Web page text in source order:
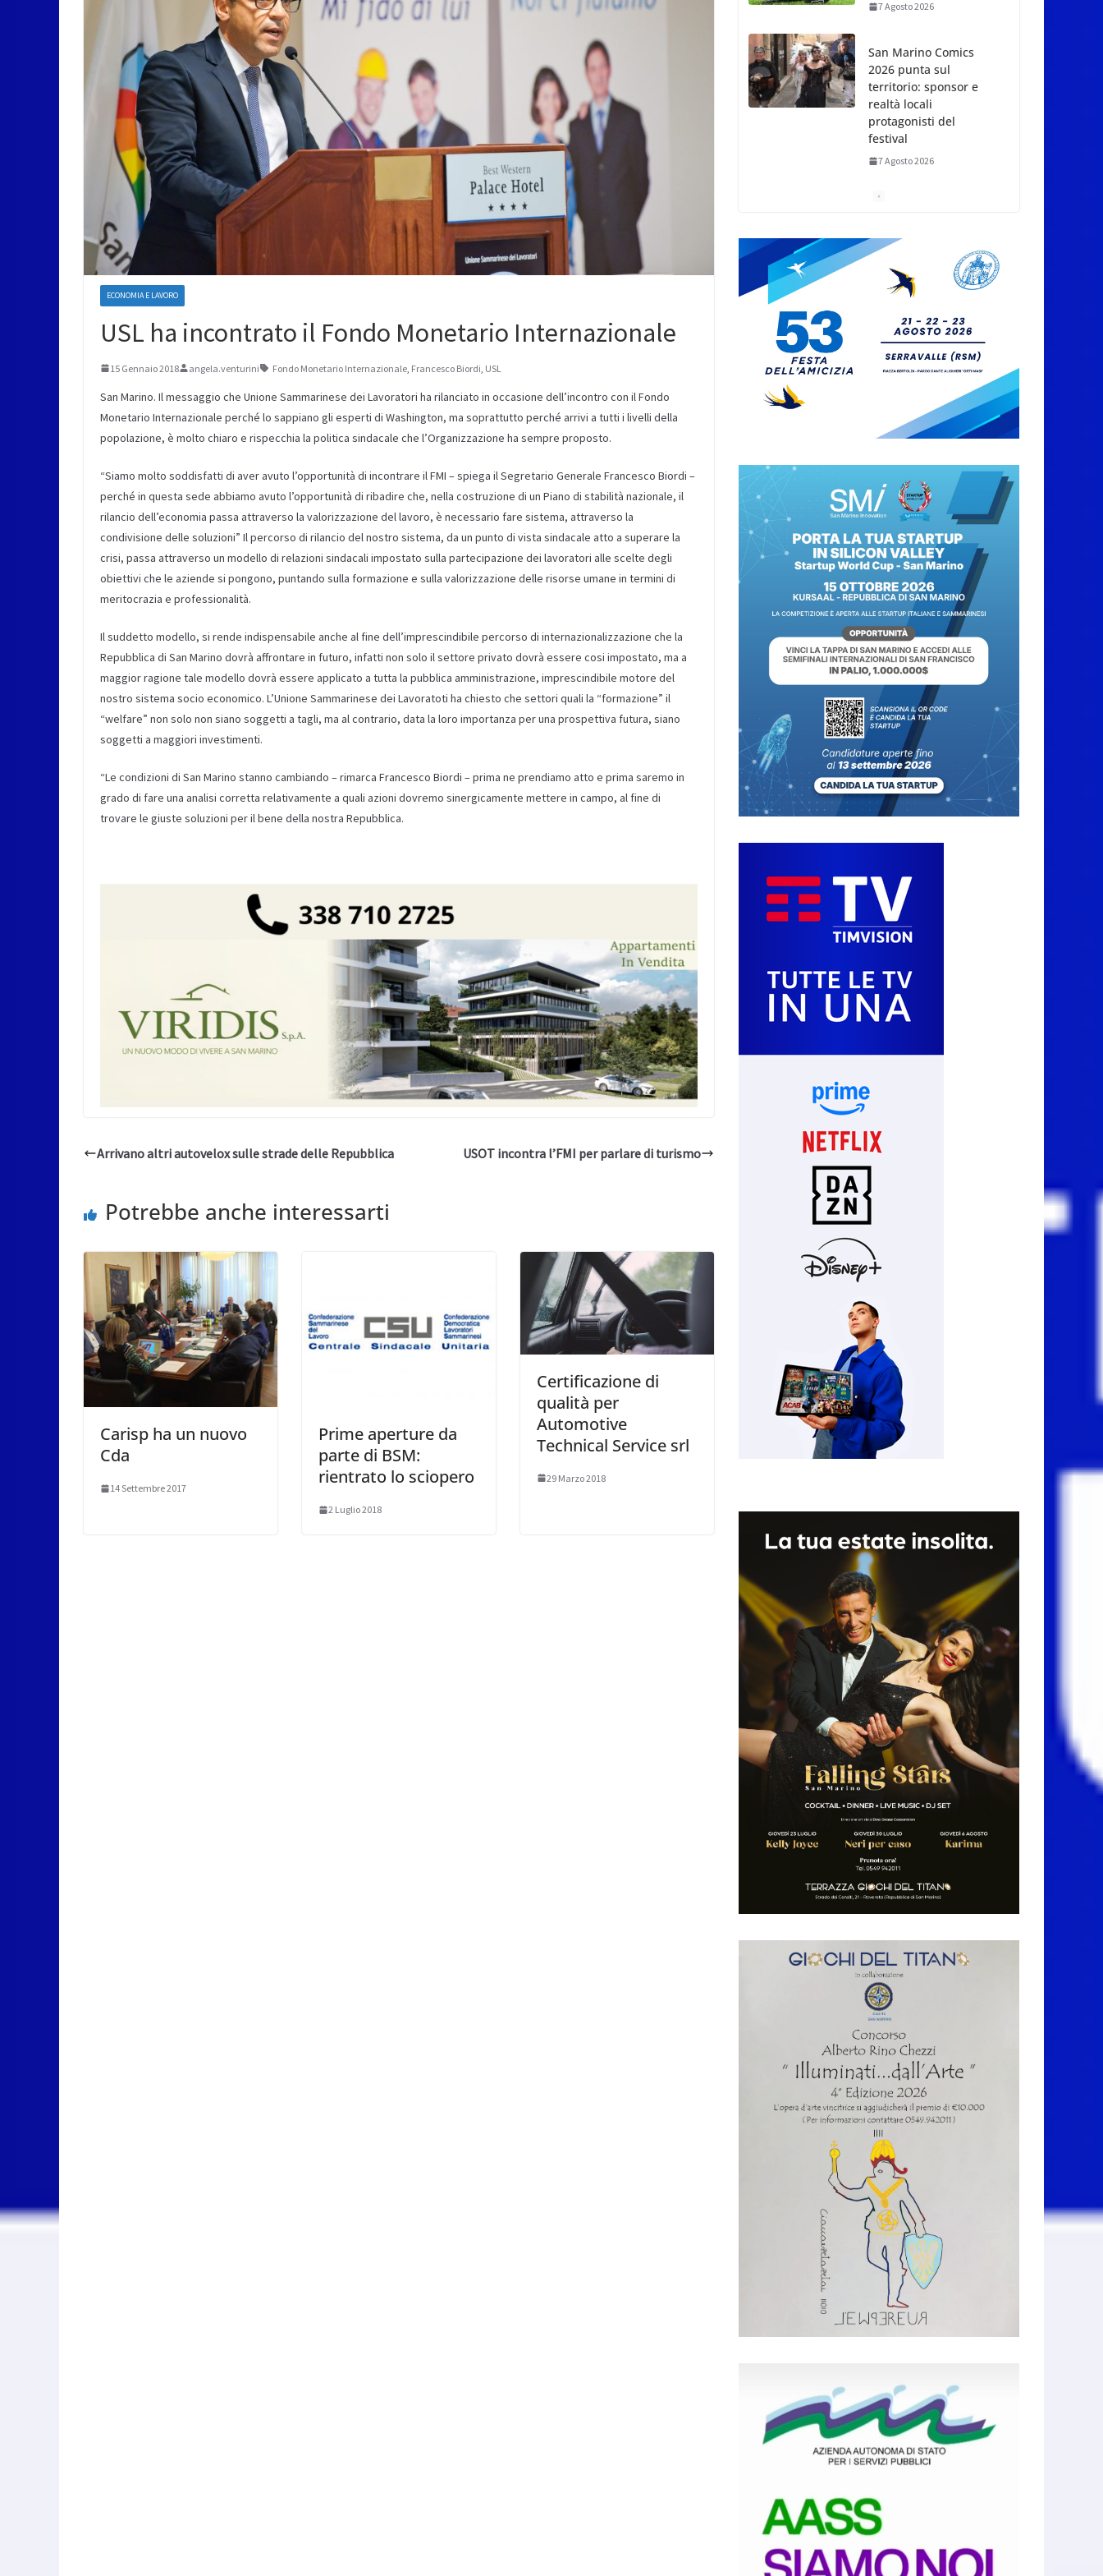
ECONOMIA E LAVORO
USL ha incontrato il Fondo Monetario Internazionale
15 Gennaio 2018 angela.venturini Fondo Monetario Internazionale Francesco Biordi USL
San Marino. Il messaggio che Unione Sammarinese dei Lavoratori ha rilanciato in occasione dell’incontro con il Fondo
Monetario Internazionale perché lo sappiano gli esperti di Washington, ma soprattutto perché arrivi a tutti i livelli della
popolazione, è molto chiaro e rispecchia la politica sindacale che l’Organizzazione ha sempre proposto.
“Siamo molto soddisfatti di aver avuto l’opportunità di incontrare il FMI – spiega il Segretario Generale Francesco Biordi –
perché in questa sede abbiamo avuto l’opportunità di ribadire che, nella costruzione di un Piano di stabilità nazionale, il
rilancio dell’economia passa attraverso la valorizzazione del lavoro, è necessario fare sistema, attraverso la
condivisione delle soluzioni” Il percorso di rilancio del nostro sistema, da un punto di vista sindacale atto a superare la
crisi, passa attraverso un modello di relazioni sindacali impostato sulla partecipazione dei lavoratori alle scelte degli
obiettivi che le aziende si pongono, puntando sulla formazione e sulla valorizzazione delle risorse umane in termini di
meritocrazia e professionalità.
Il suddetto modello, si rende indispensabile anche al fine dell’imprescindibile percorso di internazionalizzazione che la
Repubblica di San Marino dovrà affrontare in futuro, infatti non solo il settore privato dovrà essere cosi impostato, ma a
maggior ragione tale modello dovrà essere applicato a tutta la pubblica amministrazione, imprescindibile motore del
nostro sistema socio economico. L’Unione Sammarinese dei Lavoratoti ha chiesto che settori quali la “formazione” il
“welfare” non solo non siano soggetti a tagli, ma al contrario, data la loro importanza per una prospettiva futura, siano
soggetti a maggiori investimenti.
“Le condizioni di San Marino stanno cambiando – rimarca Francesco Biordi – prima ne prendiamo atto e prima saremo in
grado di fare una analisi corretta relativamente a quali azioni dovremo sinergicamente mettere in campo, al fine di
trovare le giuste soluzioni per il bene della nostra Repubblica.
Arrivano altri autovelox sulle strade delle Repubblica USOT incontra l’FMI per parlare di turismo
Potrebbe anche interessarti
Carisp ha un nuovo
Cda
14 Settembre 2017
Prime aperture da
parte di BSM:
rientrato lo sciopero
2 Luglio 2018
Certificazione di
qualità per
Automotive
Technical Service srl
29 Marzo 2018
7 Agosto 2026
San Marino Comics
2026 punta sul
territorio: sponsor e
realtà locali
protagonisti del
festival
7 Agosto 2026
verso l’ora del
tramonto. I luoghi del
territorio dove si potrà
ammirare
7 Agosto 2026
San Marino, stop agli
abbruciamenti di
residui agricoli e
vegetali fino al 15
settembre. Previste
Caccuri celebra
Roberto Sergio:
cittadinanza onoraria,
chiavi della città e
premio alla carriera
7 Agosto 2026